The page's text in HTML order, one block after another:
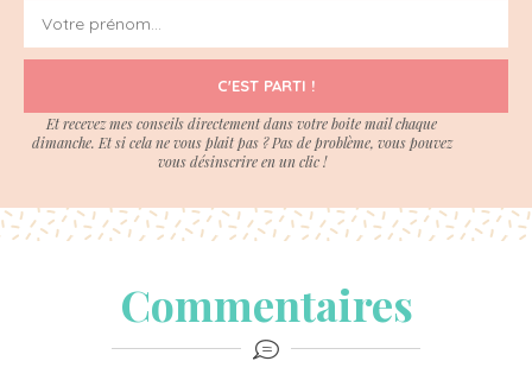
C'EST PARTI !
Et recevez mes conseils directement dans votre boite mail chaque
dimanche. Et si cela ne vous plait pas ? Pas de problème, vous pouvez
vous désinscrire en un clic !
Commentaires